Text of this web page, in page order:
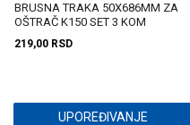
BRUSNA TRAKA 50X686MM ZA
OŠTRAČ K150 SET 3 KOM
219,00 RSD
UPOREĐIVANJE